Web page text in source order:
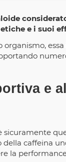
e i suoi
e
caffeina
la